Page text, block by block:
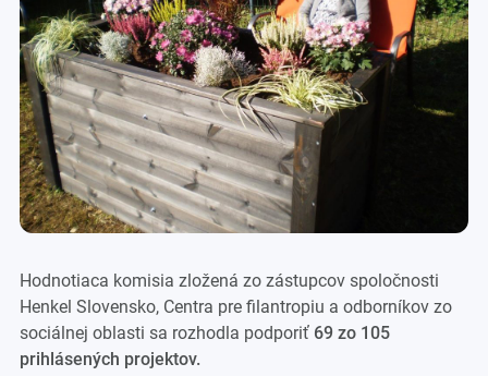
Hodnotiaca komisia zložená zo zástupcov spoločnosti
Henkel Slovensko, Centra pre filantropiu a odborníkov zo
sociálnej oblasti sa rozhodla podporiť 69 zo 105
prihlásených projektov.